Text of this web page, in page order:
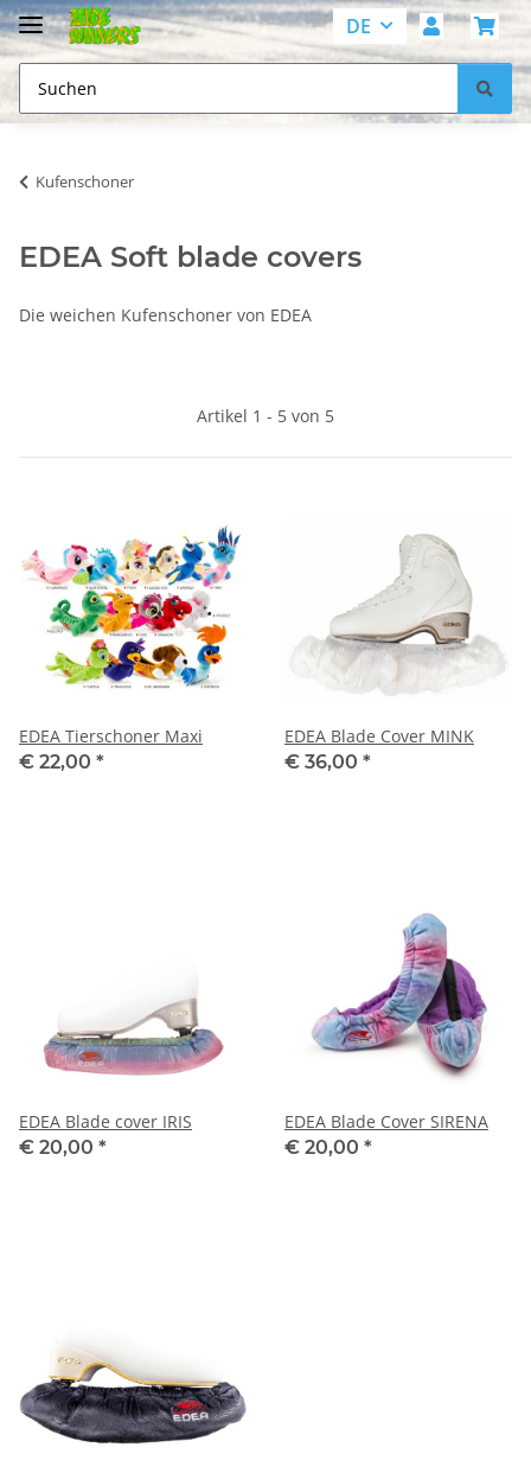
DE
Kufenschoner
EDEA Soft blade covers
Die weichen Kufenschoner von EDEA
Artikel 1 - 5 von 5
EDEA Tierschoner Maxi
€ 22,00 *
EDEA Blade Cover MINK
€ 36,00 *
EDEA Blade cover IRIS
€ 20,00 *
EDEA Blade Cover SIRENA
€ 20,00 *